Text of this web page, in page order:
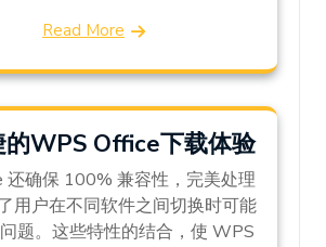
Read More
的WPS Office下载体验
还确保 100% 兼容性，完美处理
用户在不同软件之间切换时可能
题。这些特性的结合，使 WPS